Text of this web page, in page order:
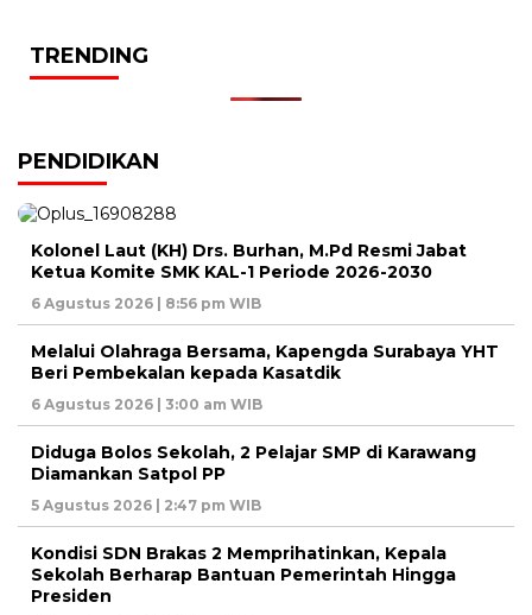
TRENDING
PENDIDIKAN
Kolonel Laut (KH) Drs. Burhan, M.Pd Resmi Jabat
Ketua Komite SMK KAL-1 Periode 2026-2030
6 Agustus 2026 | 8:56 pm WIB
Melalui Olahraga Bersama, Kapengda Surabaya YHT
Beri Pembekalan kepada Kasatdik
6 Agustus 2026 | 3:00 am WIB
Diduga Bolos Sekolah, 2 Pelajar SMP di Karawang
Diamankan Satpol PP
5 Agustus 2026 | 2:47 pm WIB
Kondisi SDN Brakas 2 Memprihatinkan, Kepala
Sekolah Berharap Bantuan Pemerintah Hingga
Presiden